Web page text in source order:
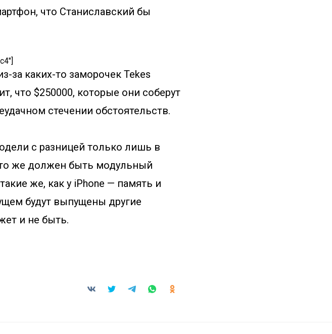
что Станиславский бы
за каких-то заморочек Tekes
что $250000, которые они соберут
стечении обстоятельств.
с разницей только лишь в
же должен быть модульный
же, как у iPhone — память и
будут выпущены другие
и не быть.